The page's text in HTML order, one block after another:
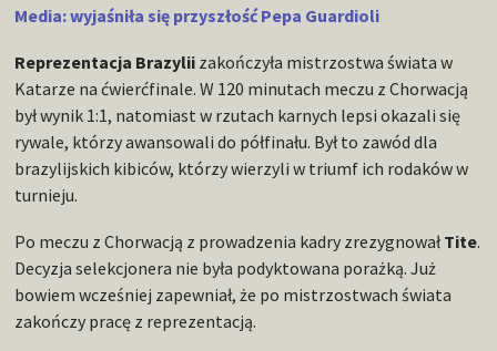
Media: wyjaśniła się przyszłość Pepa Guardioli
Reprezentacja Brazylii zakończyła mistrzostwa świata w
Katarze na ćwierćfinale. W 120 minutach meczu z Chorwacją
był wynik 1:1, natomiast w rzutach karnych lepsi okazali się
rywale, którzy awansowali do półfinału. Był to zawód dla
brazylijskich kibiców, którzy wierzyli w triumf ich rodaków w
turnieju.
Po meczu z Chorwacją z prowadzenia kadry zrezygnowałTite.
Decyzja selekcjonera nie była podyktowana porażką. Już
bowiem wcześniej zapewniał, że po mistrzostwach świata
zakończy pracę z reprezentacją.